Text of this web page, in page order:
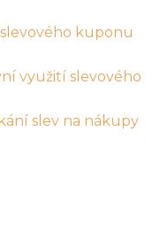
kuponu
využití slevového
slev na nákupy